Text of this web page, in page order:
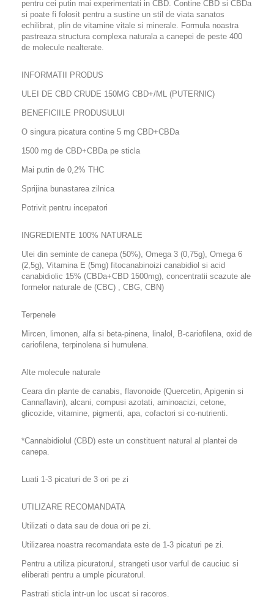
pentru cei putin mai experimentati in CBD. Contine CBD si CBDa
si poate fi folosit pentru a sustine un stil de viata sanatos
echilibrat, plin de vitamine vitale si minerale. Formula noastra
pastreaza structura complexa naturala a canepei de peste 400
de molecule nealterate.
INFORMATII PRODUS
ULEI DE CBD CRUDE 150MG CBD+/ML (PUTERNIC)
BENEFICIILE PRODUSULUI
O singura picatura contine 5 mg CBD+CBDa
1500 mg de CBD+CBDa pe sticla
Mai putin de 0,2% THC
Sprijina bunastarea zilnica
Potrivit pentru incepatori
INGREDIENTE 100% NATURALE
Ulei din seminte de canepa (50%), Omega 3 (0,75g), Omega 6
(2,5g), Vitamina E (5mg) fitocanabinoizi canabidiol si acid
canabidiolic 15% (CBDa+CBD 1500mg), concentratii scazute ale
formelor naturale de (CBC) , CBG, CBN)
Terpenele
Mircen, limonen, alfa si beta-pinena, linalol, B-cariofilena, oxid de
cariofilena, terpinolena si humulena.
Alte molecule naturale
Ceara din plante de canabis, flavonoide (Quercetin, Apigenin si
Cannaflavin), alcani, compusi azotati, aminoacizi, cetone,
glicozide, vitamine, pigmenti, apa, cofactori si co-nutrienti.
*Cannabidiolul (CBD) este un constituent natural al plantei de
canepa.
Luati 1-3 picaturi de 3 ori pe zi
UTILIZARE RECOMANDATA
Utilizati o data sau de doua ori pe zi.
Utilizarea noastra recomandata este de 1-3 picaturi pe zi.
Pentru a utiliza picuratorul, strangeti usor varful de cauciuc si
eliberati pentru a umple picuratorul.
Pastrati sticla intr-un loc uscat si racoros.